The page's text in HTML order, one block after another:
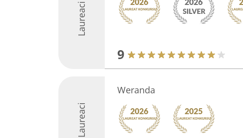
Laureaci
9
Laureaci
Weranda